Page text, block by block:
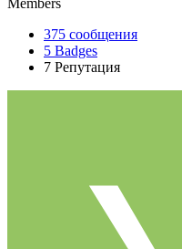
Members
375 сообщения
5 Badges
7 Репутация